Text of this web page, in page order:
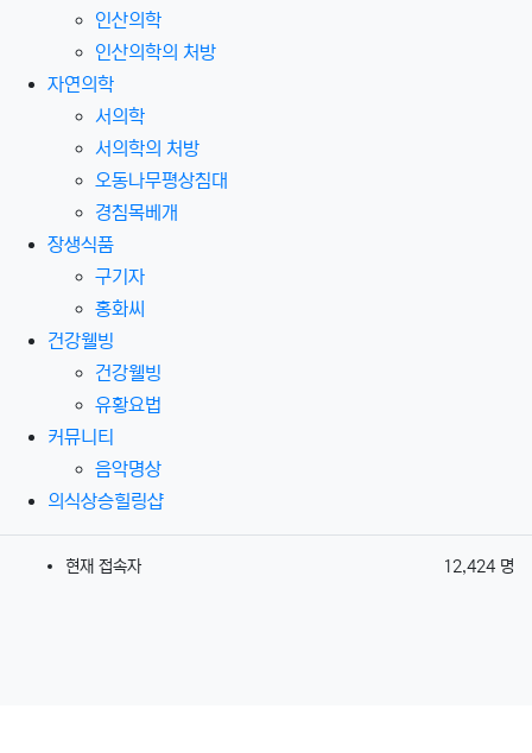
인산의학
인산의학의 처방
자연의학
서의학
서의학의 처방
오동나무평상침대
경침목베개
장생식품
구기자
홍화씨
건강웰빙
건강웰빙
유황요법
커뮤니티
음악명상
의식상승힐링샵
현재 접속자 12,424 명